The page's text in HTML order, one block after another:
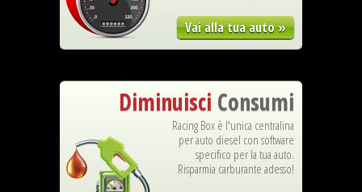
Vai alla tua auto »
Diminuisci Consumi
Racing Box è l'unica centralina
per auto diesel con software
specifico per la tua auto.
Risparmia carburante adesso!